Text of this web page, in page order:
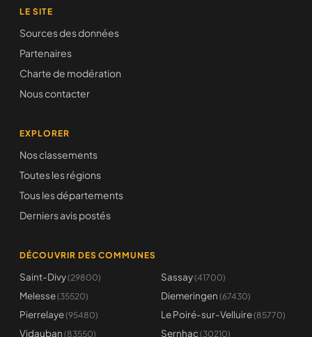
LE SITE
Sources des données
Partenaires
Charte de modération
Nous contacter
EXPLORER
Nos classements
Toutes les régions
Tous les départements
Derniers avis postés
DÉCOUVRIR DES COMMUNES
Saint-Divy(29800) Sassay(41700)
Melesse(35520) Diemeringen (67430)
Pierrelaye(95480) Le Poiré-sur-Velluire(85770)
Vidauban (83550) Sernhac (30210)